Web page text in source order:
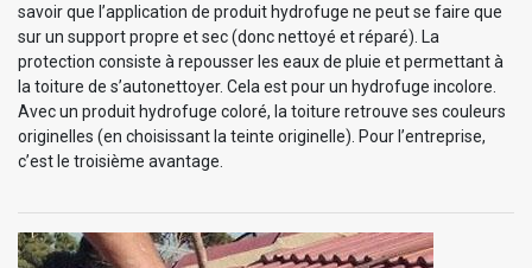
savoir que l’application de produit hydrofuge ne peut se faire que
sur un support propre et sec (donc nettoyé et réparé). La
protection consiste à repousser les eaux de pluie et permettant à
la toiture de s’autonettoyer. Cela est pour un hydrofuge incolore.
Avec un produit hydrofuge coloré, la toiture retrouve ses couleurs
originelles (en choisissant la teinte originelle). Pour l’entreprise,
c’est le troisième avantage.